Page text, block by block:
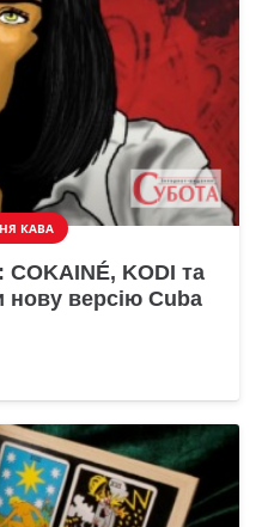
КАВА
COKAINÉ, KODI та
нову версію Cuba